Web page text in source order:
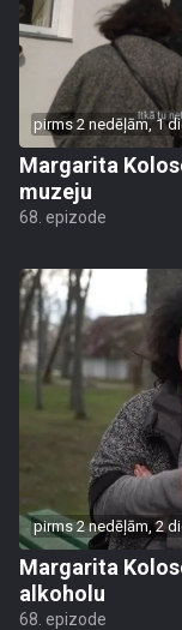
pirms 2 nedēļām, 1
Margarita
muzeju
68. epizode
pirms 2 nedēļām, 2
Margarita
alkoholu
68. epizode